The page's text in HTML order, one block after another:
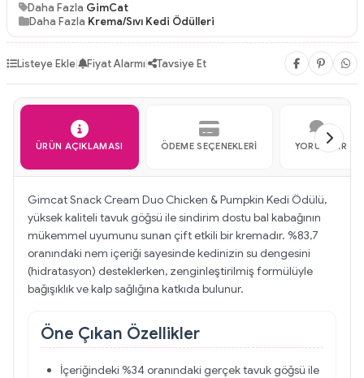
Daha Fazla GimCat
Daha Fazla Krema/Sıvı Kedi Ödülleri
Listeye Ekle| Fiyat Alarmı| Tavsiye Et
ÜRÜN AÇIKLAMASI ÖDEME SEÇENEKLERI YORUMLAR
Gimcat Snack Cream Duo Chicken & Pumpkin Kedi Ödülü,
yüksek kaliteli tavuk göğsü ile sindirim dostu bal kabağının
mükemmel uyumunu sunan çift etkili bir kremadır. %83,7
oranındaki nem içeriği sayesinde kedinizin su dengesini
(hidratasyon) desteklerken, zenginleştirilmiş formülüyle
bağışıklık ve kalp sağlığına katkıda bulunur.
Öne Çıkan Özellikler
İçeriğindeki %34 oranındaki gerçek tavuk göğsü ile